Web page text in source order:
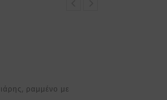
ραμμένο με